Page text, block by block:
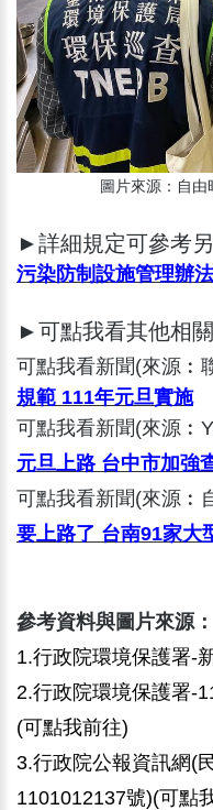
圖片來源：自由
►詳細規定可參考
污染防制設施管理辦法
►可點我看其他相
可點我看新聞(來源︰
規範 111年元旦實施
可點我看新聞(來源
元旦上路 台中市加強
可點我看新聞(來源︰
要上路了 台南91家大
參考資料與圖片來源：
1.行政院環境保護署-
2.行政院環境保護署-
(可點我前往)
3.行政院公報資訊網(
1101012137號)(可點